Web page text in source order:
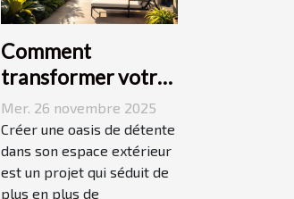
Comment
transformer votre
espace extérieur en
oasis de détente ?
Mer. 26 novembre 2025
Créer une oasis de détente
dans son espace extérieur
est un projet qui séduit de
plus en plus de